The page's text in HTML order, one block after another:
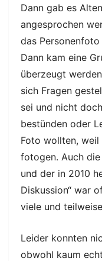
Dann gab es
angesprochen
das
Dann kam eine
überzeugt
sich Fragen
sei und nicht
bestünden oder
Foto wollten, weil
fotogen. Auch
und der in 2010
Diskussion“ war
viele und
Leider konnten
obwohl kaum